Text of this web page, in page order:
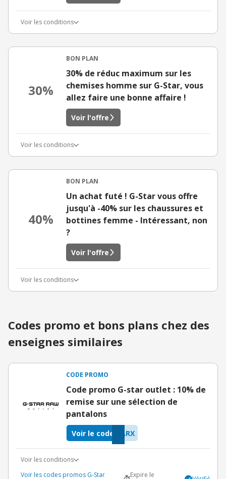
Voir les conditions
30%
BON PLAN
30% de réduc maximum sur les
chemises homme sur G-Star, vous
allez faire une bonne affaire !
Voir l'offre
Voir les conditions
40%
BON PLAN
Un achat futé ! G-Star vous offre
jusqu'à -40% sur les chaussures et
bottines femme - Intéressant, non
?
Voir l'offre
Voir les conditions
Codes promo et bons plans chez des
enseignes similaires
CODE PROMO
Code promo G-star outlet : 10% de
remise sur une sélection de
pantalons
ARX
Voir le code
Voir les conditions
Voir les codes promos G-Star
Expire le